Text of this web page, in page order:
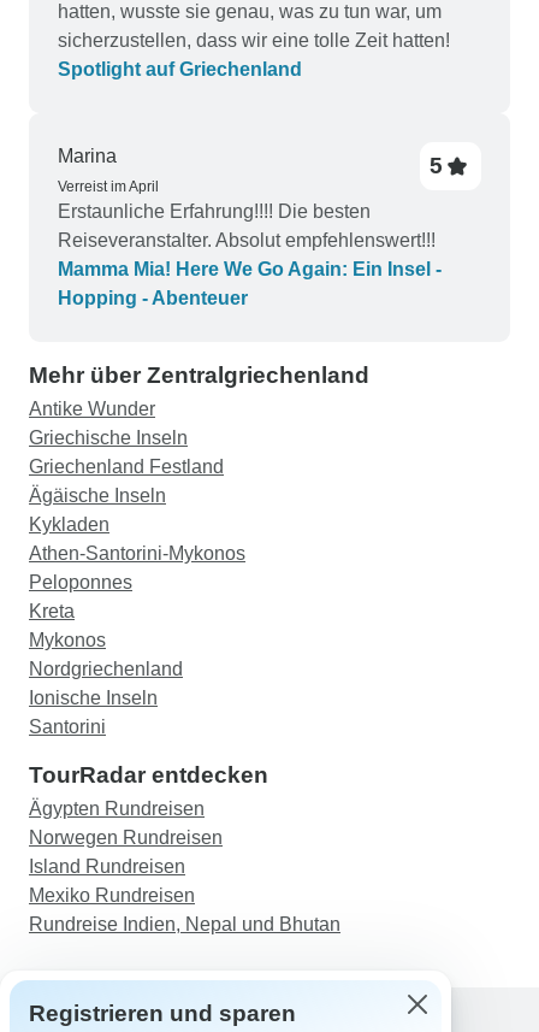
hatten, wusste sie genau, was zu tun war, um
sicherzustellen, dass wir eine tolle Zeit hatten!
Spotlight auf Griechenland
Marina
Verreist im April
5
Erstaunliche Erfahrung!!!! Die besten
Reiseveranstalter. Absolut empfehlenswert!!!
Mamma Mia! Here We Go Again: Ein Insel -
Hopping - Abenteuer
Mehr über Zentralgriechenland
Antike Wunder
Griechische Inseln
Griechenland Festland
Ägäische Inseln
Kykladen
Athen-Santorini-Mykonos
Peloponnes
Kreta
Mykonos
Nordgriechenland
Ionische Inseln
Santorini
TourRadar entdecken
Ägypten Rundreisen
Norwegen Rundreisen
Island Rundreisen
Mexiko Rundreisen
Rundreise Indien, Nepal und Bhutan
Registrieren und sparen